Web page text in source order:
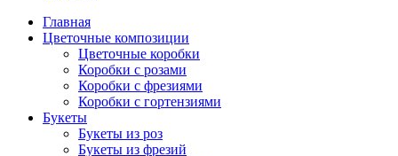
Главная
Цветочные композиции
Цветочные коробки
Коробки с розами
Коробки с фрезиями
Коробки с гортензиями
Букеты
Букеты из роз
Букеты из фрезий